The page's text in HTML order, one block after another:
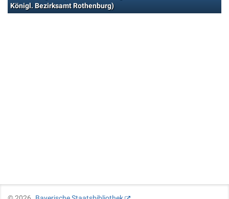
Königl. Bezirksamt Rothenburg)